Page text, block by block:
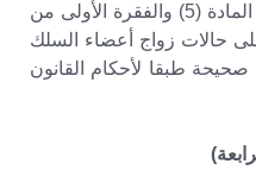
المنصوص عليه في البند (2) من المادة (5) والفقرة الأولى من
على حالات زواج أعضاء السلك
طبقا لأحكام القانون